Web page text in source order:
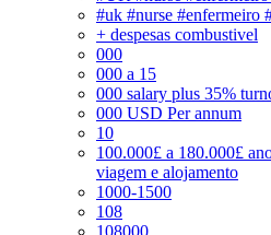
#uk #nurse #enfermeiro
+ despesas combustivel
000
000 a 15
000 salary plus 35%
000 USD Per annum
10
100.000£ a 180.000£
viagem e alojamento
1000-1500
108
108000